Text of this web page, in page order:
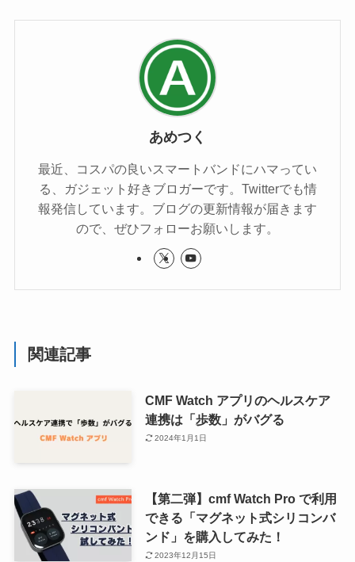
あめつく
最近、コスパの良いスマートバンドにハマってい
る、ガジェット好きブロガーです。Twitterでも情
報発信しています。ブログの更新情報が届きます
ので、ぜひフォローお願いします。
関連記事
CMF Watch アプリのヘルスケア
連携は「歩数」がバグる
2024年1月1日
【第二弾】cmf Watch Pro で利用
できる「マグネット式シリコンバ
ンド」を購入してみた！
2023年12月15日